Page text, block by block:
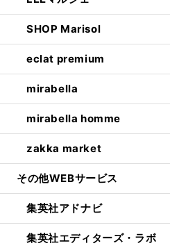
SHOP Marisol
eclat premium
mirabella
mirabella homme
zakka market
その他WEBサービス
集英社アドナビ
集英社エディターズ・ラボ